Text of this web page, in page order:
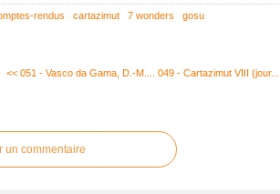
rendus cartazimut 7 wonders
gosu
<< 051 - Vasco da Gama, D.-M.... 049 - Cartazimut VIII
un commentaire